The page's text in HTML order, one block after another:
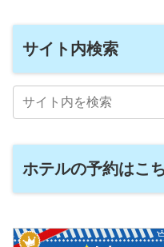
サイト内検索
ホテルの予約はこ